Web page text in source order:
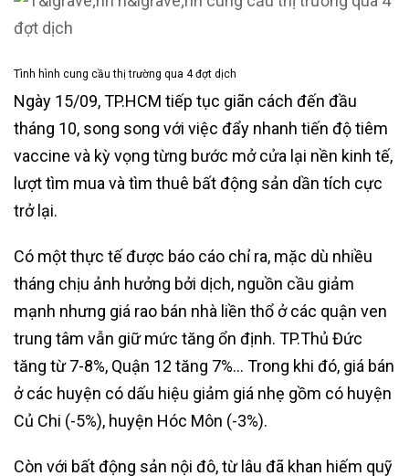
Tình hình cung cầu thị trường qua 4 đợt dịch
Ngày 15/09, TP.HCM tiếp tục giãn cách đến đầu
tháng 10, song song với việc đẩy nhanh tiến độ tiêm
vaccine và kỳ vọng từng bước mở cửa lại nền kinh tế,
lượt tìm mua và tìm thuê bất động sản dần tích cực
trở lại.
Có một thực tế được báo cáo chỉ ra, mặc dù nhiều
tháng chịu ảnh hưởng bởi dịch, nguồn cầu giảm
mạnh nhưng giá rao bán nhà liền thổ ở các quận ven
trung tâm vẫn giữ mức tăng ổn định. TP.Thủ Đức
tăng từ 7-8%, Quận 12 tăng 7%… Trong khi đó, giá bán
ở các huyện có dấu hiệu giảm giá nhẹ gồm có huyện
Củ Chi (-5%), huyện Hóc Môn (-3%).
Còn với bất động sản nội đô, từ lâu đã khan hiếm quỹ